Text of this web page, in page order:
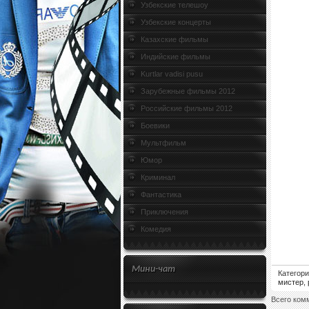
мистер
Всего
Узбекские телешоу
Узбекские концерты
Казахские фильмы
Индийские фильмы
Kurtlar vadisi pusu
Зарубежные фильмы 2012
Российские фильмы 2012
Боевики
Мультфильм
Юмор
Криминал
Фантастика
Приключения
Комедия
Мини-чат